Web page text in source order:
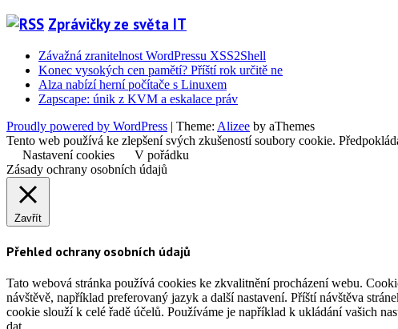
Zprávičky ze světa IT
Závažná zranitelnost WordPressu XSS2Shell
Konec vysokých cen pamětí? Příští rok určitě ne
Alza nabízí herní počítače s Linuxem
Zapscape: únik z KVM a eskalace práv
Proudly powered by WordPress | Theme: Alizee by aThemes
Tento web používá ke zlepšení svých zkušeností soubory cookie.
Nastavení cookies
V pořádku
Zásady ochrany osobních údajů
Zavřít
Přehled ochrany osobních údajů
Tato webová stránka používá cookies ke zkvalitnění procházení webu.
návštěvě, například preferovaný jazyk a další nastavení. Příští návštěva
cookie slouží k celé řadě účelů. Používáme je například k ukládání vašich